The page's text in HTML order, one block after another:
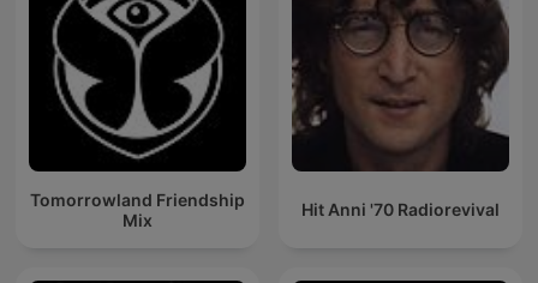
Tomorrowland Friendship
Mix
Hit Anni '70 Radiorevival